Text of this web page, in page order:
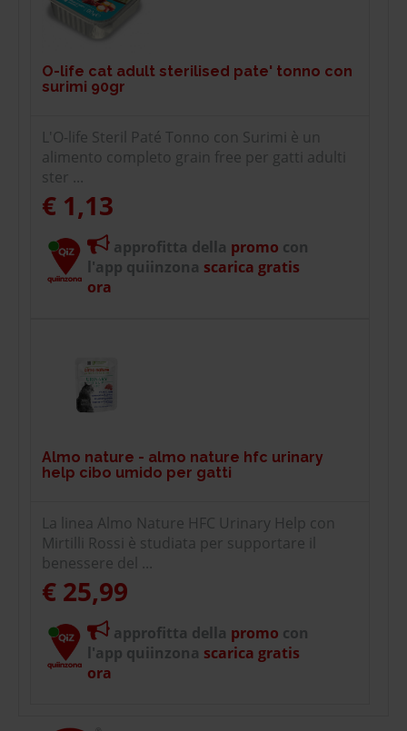
O-life cat adult sterilised pate' tonno con
surimi 90gr
L'O-life Steril Paté Tonno con Surimi è un
alimento completo grain free per gatti adulti
ster ...
€ 1,13
approfitta della promo con
l'app quiinzona scarica gratis
ora
Almo nature - almo nature hfc urinary
help cibo umido per gatti
La linea Almo Nature HFC Urinary Help con
Mirtilli Rossi è studiata per supportare il
benessere del ...
€ 25,99
approfitta della promo con
l'app quiinzona scarica gratis
ora